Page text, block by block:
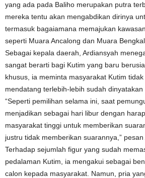
yang ada pada Baliho merupakan putra
mereka tentu akan mengabdikan dirinya
termasuk bagaiamana memajukan
seperti Muara Ancalong dan Muara
Sebagai kepala daerah, Ardiansyah
sangat berarti bagi Kutim yang baru
khusus, ia meminta masyarakat Kutim
mendatang terlebih-lebih sudah dinyatakan
“Seperti pemilihan selama ini, saat
menjadikan sebagai hari libur dengan
masyarakat tinggi untuk memberikan
justru tidak memberikan suarannya,” pesan
Terhadap sejumlah figur yang sudah
pedalaman Kutim, ia mengakui sebagai
calon kepada masyarakat. Namun, pria